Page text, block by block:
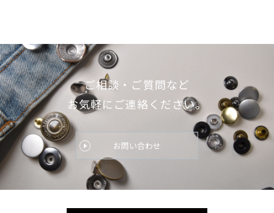
ご相談・ご質問など
お気軽にご連絡ください。
お問い合わせ